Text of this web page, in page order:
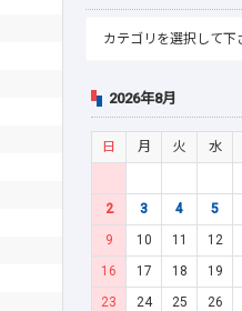
2026年8月
日 月 火 水
2
3 4 5
9
10 11 12
16
17 18 19
23
24 25 26